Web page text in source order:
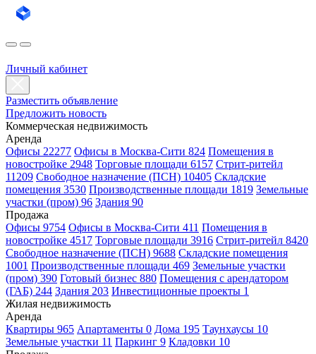
Личный кабинет
Разместить объявление
Предложить новость
Коммерческая недвижимость
Аренда
Офисы 22277 Офисы в Москва-Сити 824 Помещения в
новостройке 2948 Торговые площади 6157 Стрит-ритейл
11209 Свободное назначение (ПСН) 10405 Складские
помещения 3530 Производственные площади 1819 Земельные
участки (пром) 96 Здания 90
Продажа
Офисы 9754 Офисы в Москва-Сити 411 Помещения в
новостройке 4517 Торговые площади 3916 Стрит-ритейл 8420
Свободное назначение (ПСН) 9688 Складские помещения
1001 Производственные площади 469 Земельные участки
(пром) 390 Готовый бизнес 880 Помещения с арендатором
(ГАБ) 244 Здания 203 Инвестиционные проекты 1
Жилая недвижимость
Аренда
Квартиры 965 Апартаменты 0 Дома 195 Таунхаусы 10
Земельные участки 11 Паркинг 9 Кладовки 10